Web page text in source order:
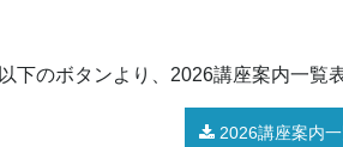
以下のボタンより、2026講座案内一覧
2026講座案内